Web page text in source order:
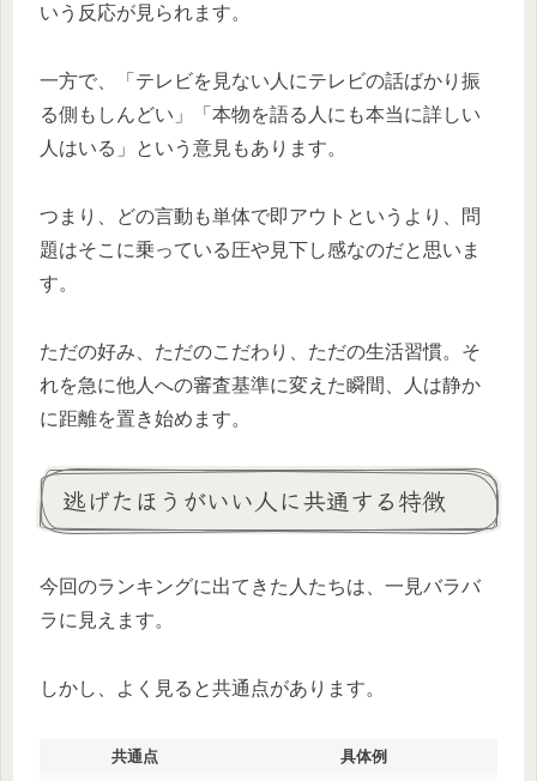
いう反応が見られます。
一方で、「テレビを見ない人にテレビの話ばかり振
る側もしんどい」「本物を語る人にも本当に詳しい
人はいる」という意見もあります。
つまり、どの言動も単体で即アウトというより、問
題はそこに乗っている圧や見下し感なのだと思いま
す。
ただの好み、ただのこだわり、ただの生活習慣。そ
れを急に他人への審査基準に変えた瞬間、人は静か
に距離を置き始めます。
逃げたほうがいい人に共通する特徴
今回のランキングに出てきた人たちは、一見バラバ
ラに見えます。
しかし、よく見ると共通点があります。
共通点
具体例